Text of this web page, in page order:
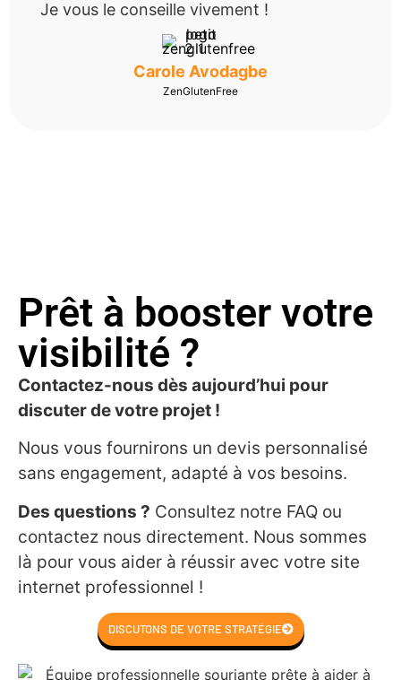
Je vous le conseille vivement !
Carole Avodagbe
ZenGlutenFree
Prêt à booster votre
visibilité ?
Contactez-nous dès aujourd’hui pour
discuter de votre projet !
Nous vous fournirons un devis personnalisé
sans engagement, adapté à vos besoins.
Des questions ? Consultez notre FAQ ou
contactez nous directement. Nous sommes
là pour vous aider à réussir avec votre site
internet professionnel !
DISCUTONS DE VOTRE STRATÉGIE